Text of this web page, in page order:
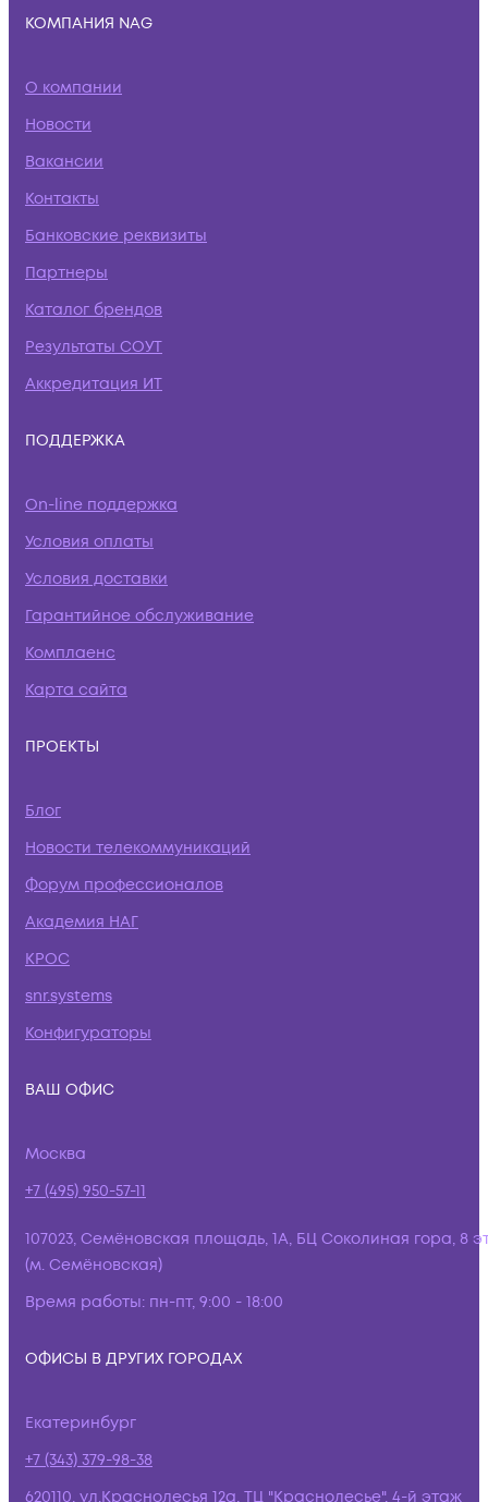
КОМПАНИЯ NAG
О компании
Новости
Вакансии
Контакты
Банковские реквизиты
Партнеры
Каталог брендов
Результаты СОУТ
Аккредитация ИТ
ПОДДЕРЖКА
On-line поддержка
Условия оплаты
Условия доставки
Гарантийное обслуживание
Комплаенс
Карта сайта
ПРОЕКТЫ
Блог
Новости телекоммуникаций
Форум профессионалов
Академия НАГ
КРОС
snr.systems
Конфигураторы
ВАШ ОФИС
Москва
+7 (495) 950-57-11
107023, Семёновская площадь, 1А, БЦ Соколиная гора, 8
(м. Семёновская)
Время работы: пн-пт, 9:00 - 18:00
ОФИСЫ В ДРУГИХ ГОРОДАХ
Екатеринбург
+7 (343) 379-98-38
620110, ул.Краснолесья 12а, ТЦ "Краснолесье", 4-й этаж